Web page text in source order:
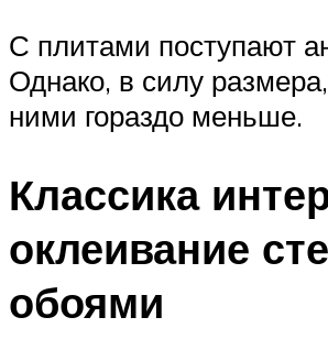
С плитами поступают
Однако, в силу
ними гораздо меньше.
Классика
оклеивание
обоями